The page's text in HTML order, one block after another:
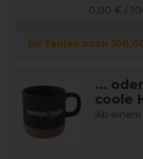
0,00 € /
Dir fehlen noch
...
coole
Ab